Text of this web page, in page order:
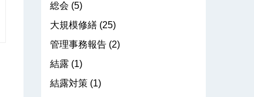
総会 (5)
大規模修繕 (25)
管理事務報告 (2)
結露 (1)
結露対策 (1)